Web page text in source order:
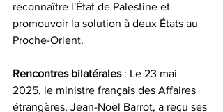
reconnaître l'État de Palestine et
promouvoir la solution à deux États au
Proche-Orient.
Rencontres bilatérales : Le 23 mai
2025, le ministre français des Affaires
étrangères, Jean-Noël Barrot, a reçu ses